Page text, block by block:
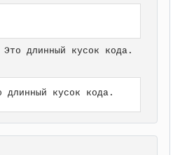
длинный кусок кода.
кусок кода.